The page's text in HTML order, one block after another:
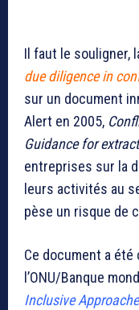
Il faut le souligner,
due diligence in
sur un document
Alert en 2005,
Guidance for
entreprises sur la
leurs activités au
pèse un risque de
Ce document a
l’ONU/Banque
Inclusive